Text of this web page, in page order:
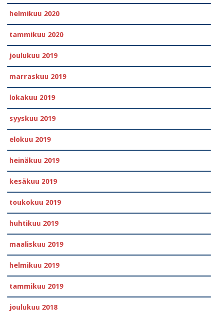
helmikuu 2020
tammikuu 2020
joulukuu 2019
marraskuu 2019
lokakuu 2019
syyskuu 2019
elokuu 2019
heinäkuu 2019
kesäkuu 2019
toukokuu 2019
huhtikuu 2019
maaliskuu 2019
helmikuu 2019
tammikuu 2019
joulukuu 2018